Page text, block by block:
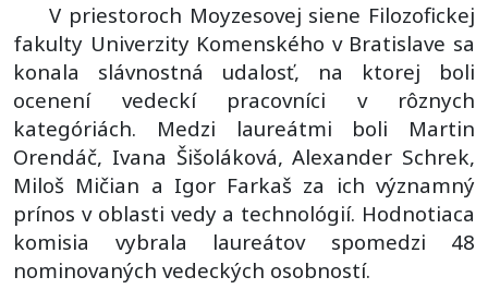
V priestoroch Moyzesovej siene Filozofickej
fakulty Univerzity Komenského v Bratislave sa
konala slávnostná udalosť, na ktorej boli
ocenení vedeckí pracovníci v rôznych
kategóriách. Medzi laureátmi boli Martin
Orendáč, Ivana Šišoláková,Alexander Schrek,
Miloš Mičian a Igor Farkaš za ichvýznamný
prínos v oblasti vedy a technológií. Hodnotiaca
komisia vybrala laureátov spomedzi 48
nominovaných vedeckých osobností.